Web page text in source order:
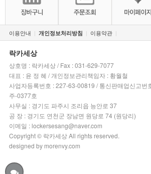
이용안내 | 개인정보처리방침 | 이용약관|
락카세상
상호명 : 락카세상 / Fax : 031-629-7077
대표 : 윤 정 혜 / 개인정보관리책임자 : 황월철
사업자등록번호 : 227-63-00819 / 통신판매업신고번
주-0377호
사무실 : 경기도 파주시 조리읍 능안로 37
공 장 : 경기도 연천군 장남면 원당로 74 (원당리)
이메일 : lockersesang@naver.com
Copyright © 락카세상 All rights reserved.
designed by morenvy.com